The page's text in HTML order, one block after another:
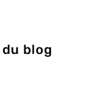
blog